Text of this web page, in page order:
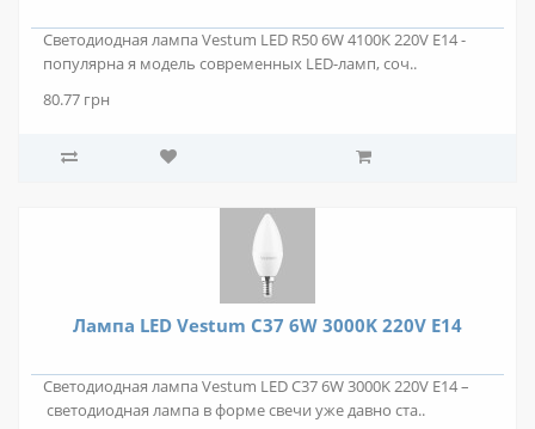
Светодиодная лампа Vestum LED R50 6W 4100K 220V E14 -
популярна я модель современных LED-ламп, соч..
80.77 грн
Лампа LED Vestum C37 6W 3000K 220V E14
Светодиодная лампа Vestum LED C37 6W 3000K 220V E14 –
светодиодная лампа в форме свечи уже давно ста..